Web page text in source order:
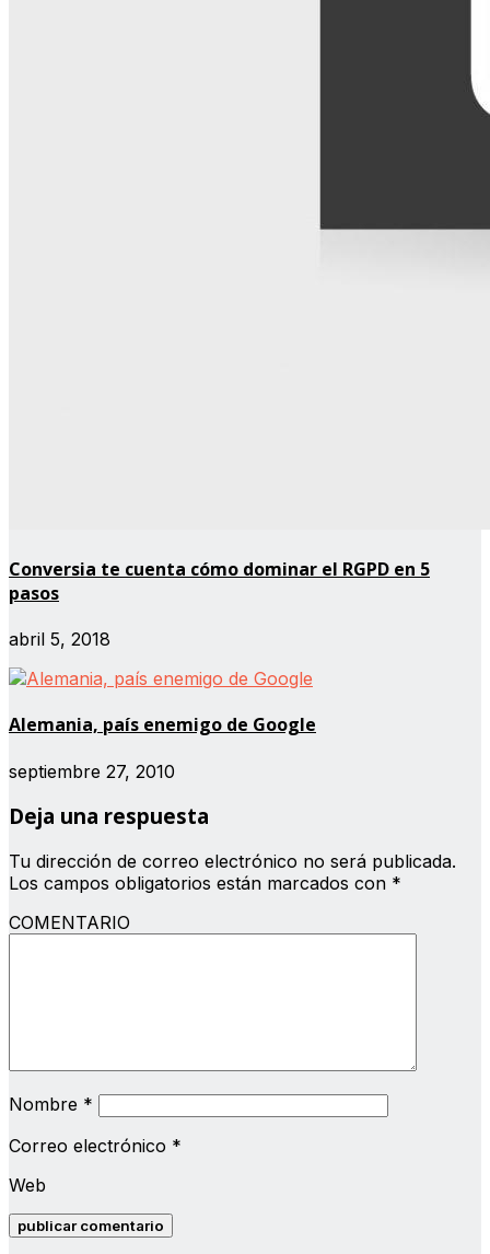
Conversia te cuenta cómo dominar el RGPD en 5
pasos
abril 5, 2018
Alemania, país enemigo de Google
septiembre 27, 2010
Deja una respuesta
Tu dirección de correo electrónico no será publicada.
Los campos obligatorios están marcados con *
COMENTARIO
Nombre *
Correo electrónico *
Web